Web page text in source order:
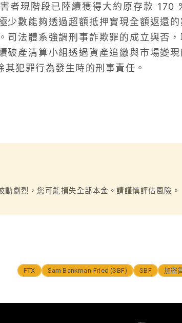
者現階段已陸續獲得大約原存款 170
少數能夠透過超額抵押實現全額返還的
司法體系強調刑事詐欺罪的成立與否
破產清算小組透過資產追繳與市場變
犯罪行為發生時的刑事責任。
劇烈，您可能損失全部本金。請謹慎評估風險。
FTX Sam Bankman-Fried (SBF) SBF 加密